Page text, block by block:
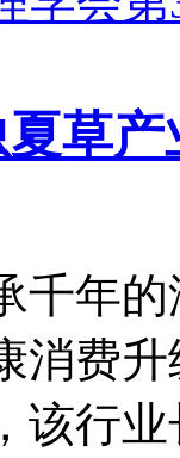
草
千年
消费
该行